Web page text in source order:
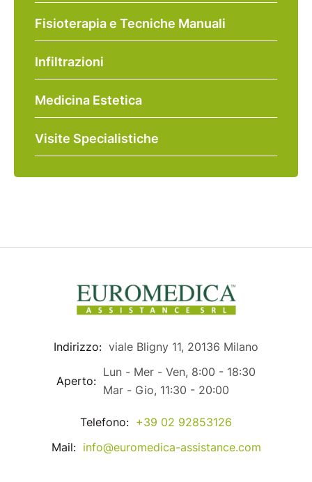
Fisioterapia e Tecniche Manuali
Infiltrazioni
Medicina Estetica
Visite Specialistiche
Indirizzo: viale Bligny 11, 20136 Milano
Aperto:
Lun - Mer - Ven, 8:00 - 18:30
Mar - Gio, 11:30 - 20:00
Telefono: +39 02 92853126
Mail: info@euromedica-assistance.com